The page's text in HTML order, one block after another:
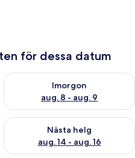
för dessa datum
aug. 7 - aug. 8
Imorgon
aug. 8 - aug. 9
Kontrollera tillgängligheten
här helgen aug. 7 - aug. 9
Nästa helg
aug. 14 - aug. 16
Kontrollera tillgängligheten